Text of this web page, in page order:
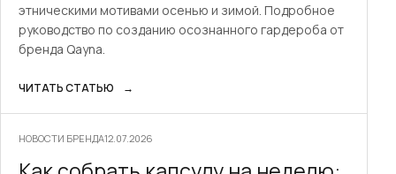
этническими мотивами осенью и зимой. Подробное
руководство по созданию осознанного гардероба от
бренда Qayna.
ЧИТАТЬ СТАТЬЮ →
НОВОСТИ БРЕНДА12.07.2026